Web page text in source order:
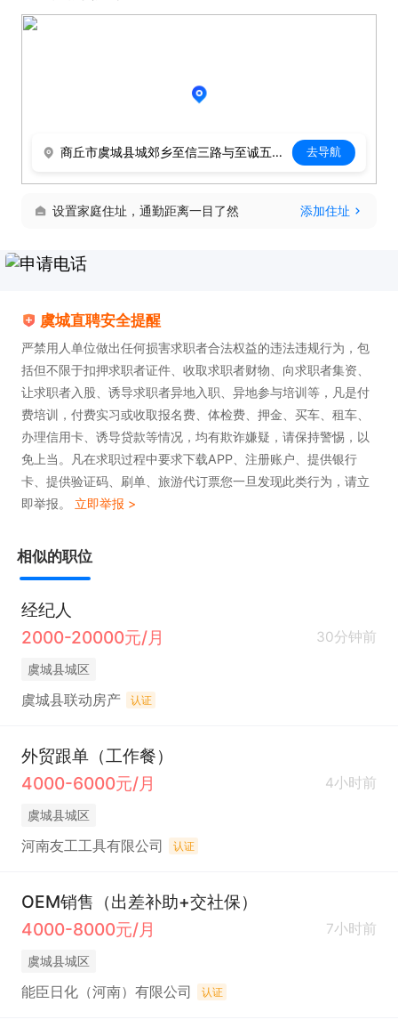
商丘市虞城县城郊乡至信三路与至诚五路交叉口南100米路东院内 去导航
设置家庭住址，通勤距离一目了然 添加住址
虞城直聘安全提醒
严禁用人单位做出任何损害求职者合法权益的违法违规行为，包
括但不限于扣押求职者证件、收取求职者财物、向求职者集资、
让求职者入股、诱导求职者异地入职、异地参与培训等，凡是付
费培训，付费实习或收取报名费、体检费、押金、买车、租车、
办理信用卡、诱导贷款等情况，均有欺诈嫌疑，请保持警惕，以
免上当。凡在求职过程中要求下载APP、注册账户、提供银行
卡、提供验证码、刷单、旅游代订票您一旦发现此类行为，请立
即举报。 立即举报 >
相似的职位
经纪人
2000-20000元/月
30分钟前
虞城县城区
虞城县联动房产 认证
外贸跟单（工作餐）
4000-6000元/月
4小时前
虞城县城区
河南友工工具有限公司 认证
OEM销售（出差补助+交社保）
4000-8000元/月
7小时前
虞城县城区
能臣日化（河南）有限公司 认证